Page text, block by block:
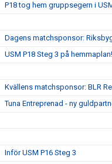
P18 tog hem gruppsegern i
Dagens matchsponsor:
USM P18 Steg 3 på hemmaplan!
Kvällens matchsponsor: BLR
Tuna Entreprenad - ny
Inför USM P16 Steg 3